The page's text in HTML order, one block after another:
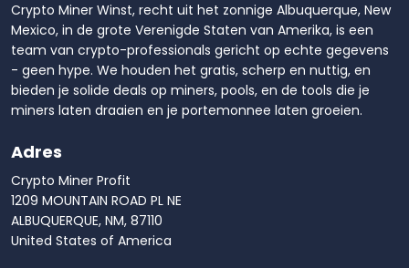
Crypto Miner Winst, recht uit het zonnige Albuquerque, New
Mexico, in de grote Verenigde Staten van Amerika, is een
team van crypto-professionals gericht op echte gegevens
- geen hype. We houden het gratis, scherp en nuttig, en
bieden je solide deals op miners, pools, en de tools die je
miners laten draaien en je portemonnee laten groeien.
Adres
Crypto Miner Profit
1209 MOUNTAIN ROAD PL NE
ALBUQUERQUE, NM, 87110
United States of America